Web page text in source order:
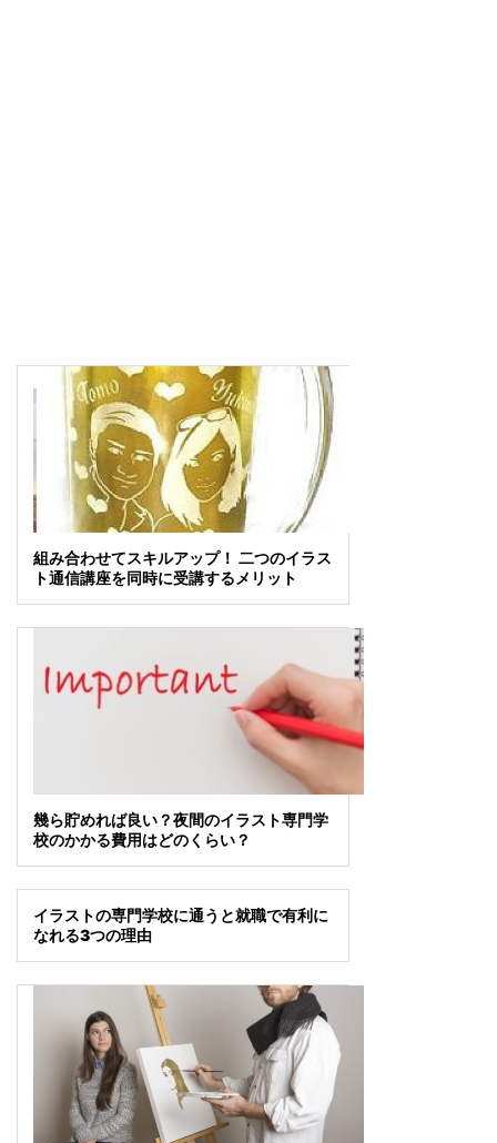
組み合わせてスキルアップ！ 二つのイラス
ト通信講座を同時に受講するメリット
幾ら貯めれば良い？夜間のイラスト専門学
校のかかる費用はどのくらい？
イラストの専門学校に通うと就職で有利に
なれる3つの理由